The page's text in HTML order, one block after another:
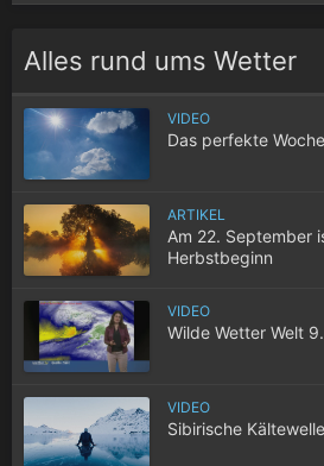
Alles rund ums Wetter
VIDEO
Das perfekte
ARTIKEL
Am 22. September
Herbstbeginn
VIDEO
Wilde Wetter Welt
VIDEO
Sibirische